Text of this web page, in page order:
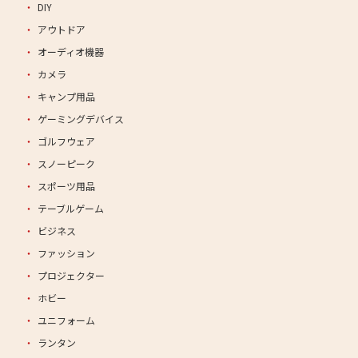
DIY
アウトドア
オーディオ機器
カメラ
キャンプ用品
ゲーミングデバイス
ゴルフウェア
スノーピーク
スポーツ用品
テーブルゲーム
ビジネス
ファッション
プロジェクター
ホビー
ユニフォーム
ランタン